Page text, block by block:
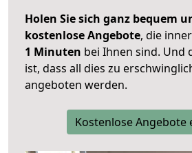
Holen Sie sich ganz bequem
kostenlose Angebote, die
1 Minuten bei Ihnen sind. Und
ist, dass all dies zu
angeboten werden.
Kostenlose Angebote